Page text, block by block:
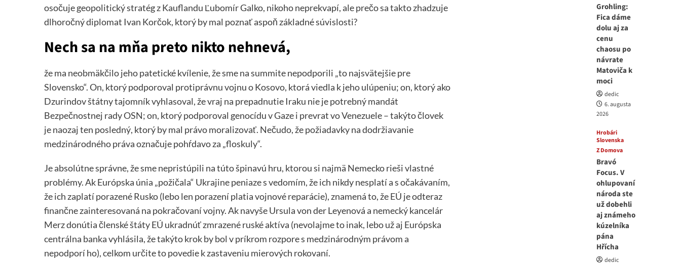
osočuje geopolitický stratég z Kauflandu Ľubomír Galko, nikoho neprekvapí, ale prečo sa takto zhadzuje
dlhoročný diplomat Ivan Korčok, ktorý by mal poznať aspoň základné súvislosti?
Nech sa na mňa preto nikto nehnevá,
že ma neobmäkčilo jeho patetické kvílenie, že sme na summite nepodporili „to najsvätejšie pre
Slovensko“. On, ktorý podporoval protiprávnu vojnu o Kosovo, ktorá viedla k jeho ulúpeniu; on, ktorý ako
Dzurindov štátny tajomník vyhlasoval, že vraj na prepadnutie Iraku nie je potrebný mandát
Bezpečnostnej rady OSN; on, ktorý podporoval genocídu v Gaze i prevrat vo Venezuele – takýto človek
je naozaj ten posledný, ktorý by mal právo moralizovať. Nečudo, že požiadavky na dodržiavanie
medzinárodného práva označuje pohŕdavo za „floskuly“.
Je absolútne správne, že sme nepristúpili na túto špinavú hru, ktorou si najmä Nemecko rieši vlastné
problémy. Ak Európska únia „požičala“ Ukrajine peniaze s vedomím, že ich nikdy nesplatí a s očakávaním,
že ich zaplatí porazené Rusko (lebo len porazení platia vojnové reparácie), znamená to, že EÚ je odteraz
finančne zainteresovaná na pokračovaní vojny. Ak navyše Ursula von der Leyenová a nemecký kancelár
Merz donútia členské štáty EÚ ukradnúť zmrazené ruské aktíva (nevolajme to inak, lebo už aj Európska
centrálna banka vyhlásila, že takýto krok by bol v príkrom rozpore s medzinárodným právom a
nepodporí ho), celkom určite to povedie k zastaveniu mierových rokovaní.
Grohling:
Fica dáme
dolu aj za
cenu
chaosu po
návrate
Matoviča k
moci
dedic
6. augusta
2026
Hrobári
Slovenska
Z Domova
Bravó
Focus. V
ohlupovaní
národa ste
už dobehli
aj známeho
kúzelníka
pána
Hřícha
dedic